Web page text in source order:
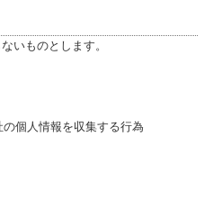
いものとします。
個人情報を収集する行為